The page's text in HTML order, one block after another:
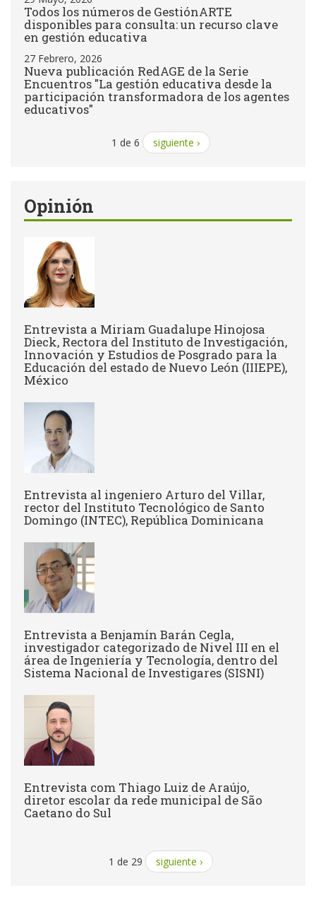
Todos los números de GestiónARTE
disponibles para consulta: un recurso clave
en gestión educativa
27 Febrero, 2026
Nueva publicación RedAGE de la Serie
Encuentros "La gestión educativa desde la
participación transformadora de los agentes
educativos"
1 de 6 siguiente ›
Opinión
Entrevista a Miriam Guadalupe Hinojosa
Dieck, Rectora del Instituto de Investigación,
Innovación y Estudios de Posgrado para la
Educación del estado de Nuevo León (IIIEPE),
México
Entrevista al ingeniero Arturo del Villar,
rector del Instituto Tecnológico de Santo
Domingo (INTEC), República Dominicana
Entrevista a Benjamín Barán Cegla,
investigador categorizado de Nivel III en el
área de Ingeniería y Tecnología, dentro del
Sistema Nacional de Investigares (SISNI)
Entrevista com Thiago Luiz de Araújo,
diretor escolar da rede municipal de São
Caetano do Sul
1 de 29 siguiente ›